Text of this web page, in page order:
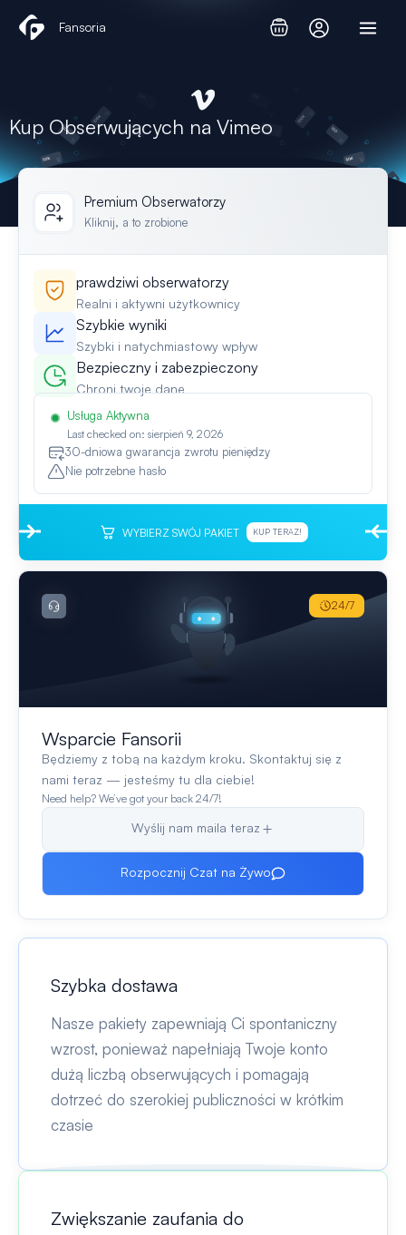
Fansoria
Kup Obserwujących na Vimeo
Premium Obserwatorzy
Kliknij, a to zrobione
prawdziwi obserwatorzy
Realni i aktywni użytkownicy
Szybkie wyniki
Szybki i natychmiastowy wpływ
Bezpieczny i zabezpieczony
Chroni twoje dane
Usługa Aktywna
Last checked on: sierpień 9, 2026
30-dniowa gwarancja zwrotu pieniędzy
Nie potrzebne hasło
WYBIERZ SWÓJ PAKIET KUP TERAZ!
Wsparcie Fansorii
Będziemy z tobą na każdym kroku. Skontaktuj się z
nami teraz — jesteśmy tu dla ciebie!
Need help? We’ve got your back 24/7!
Wyślij nam maila teraz
Rozpocznij Czat na Żywo
24/7
Szybka dostawa
Nasze pakiety zapewniają Ci spontaniczny
wzrost, ponieważ napełniają Twoje konto
dużą liczbą obserwujących i pomagają
dotrzeć do szerokiej publiczności w krótkim
czasie
Zwiększanie zaufania do